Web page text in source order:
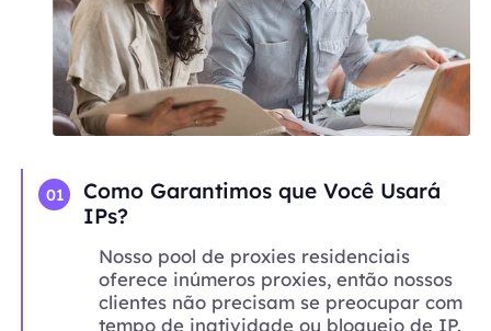
01
Como Garantimos que Você Usará
IPs?
Nosso pool de proxies residenciais
oferece inúmeros proxies, então nossos
clientes não precisam se preocupar com
tempo de inatividade ou bloqueio de IP.